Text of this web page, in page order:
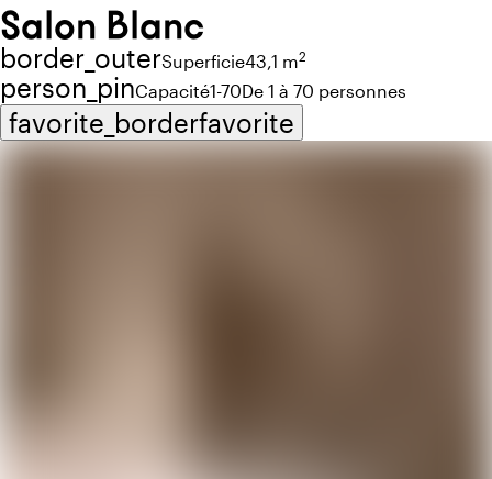
Salon Blanc
border_outerSuperficie43,1 m2
person_pinCapacité1-70De 1 à 70 personnes
favorite_borderfavorite